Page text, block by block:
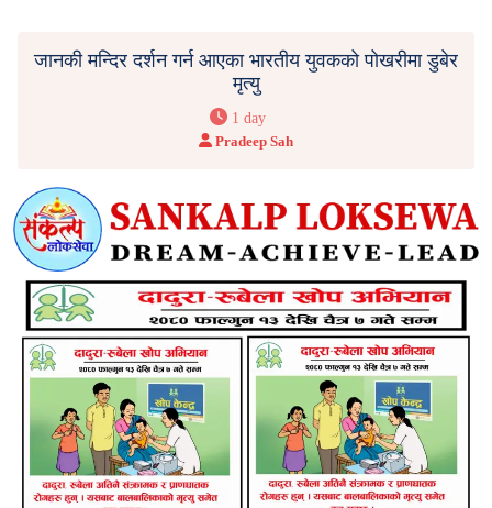
जानकी मन्दिर दर्शन गर्न आएका भारतीय युवकको पोखरीमा डुबेर
मृत्यु
1 day
Pradeep Sah